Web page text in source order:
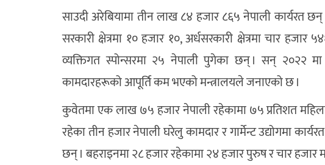
साउदी अरेबियामा तीन लाख ८४ हजार ८६५ नेपाली कार्यरत
सरकारी क्षेत्रमा १० हजार १०, अर्धसरकारी क्षेत्रमा चार
व्यक्तिगत स्पोन्सरमा २५ नेपाली पुगेका छन् । सन् २०२२
कामदारहरूको आपूर्ति कम भएको मन्त्रालयले जनाएको छ ।
कुवेतमा एक लाख ७५ हजार नेपाली रहेकामा ७५ प्रतिशत
रहेका तीन हजार नेपाली घरेलु कामदार र गार्मेन्ट उद्योगमा
छन् । बहराइनमा २८ हजार रहेकामा २४ हजार पुरुष र चार हजार